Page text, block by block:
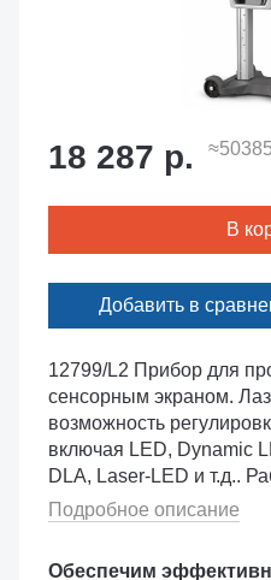
12799/L2 Прибор для
сенсорным экраном.
возможность
включая LED, Dynamic
DLA, Laser-LED и т.д..
1410 мм. Оснащен
инклинометром для
Подробное описание
Обеспечим
18 287 р.
В
Добавить в